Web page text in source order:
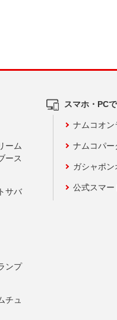
ーム
ース
サバ
ンプ
チュ
スマホ・PC
ナムコオン
ナムコパー
ガシャポン
公式スマー